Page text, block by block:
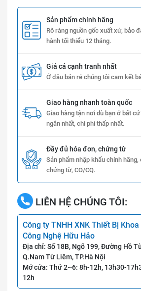
Sản phẩm chính hãng
Rõ ràng nguồn gốc xuất xứ, bảo
hành tối thiểu 12 tháng.
Giá cả cạnh tranh nhất
Ở đâu bán rẻ chúng tôi cam kết
Giao hàng nhanh toàn quốc
Giao hàng tận nơi dù bạn ở bất
ngắn nhất, chi phí thấp nhất.
Đầy đủ hóa đơn, chứng từ
Sản phẩm nhập khẩu chính hãng,
chứng từ, CO/CQ.
LIÊN HỆ CHÚNG TÔI:
Công ty TNHH XNK Thiết Bị Khoa
Công Nghệ Hữu Hảo
Địa chỉ: Số 18B, Ngõ 199, Đường Hồ
Q.Nam Từ Liêm, TP.Hà Nội
Mở cửa: Thứ 2~6: 8h-12h, 13h30-
12h